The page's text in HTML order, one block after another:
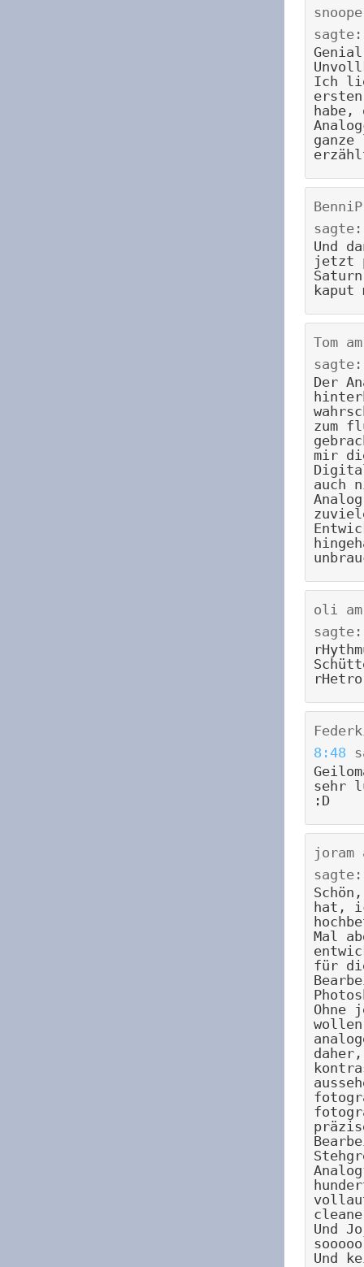
sagte:
Ich
habe,
BenniP
sagte:
Und
jetzt
kaput
Tom
sagte:
Der
zum
mir
auch
oli
sagte:
8:48
sehr
:D
joram
sagte:
hat,
Mal
für
Ohne
Und
Und